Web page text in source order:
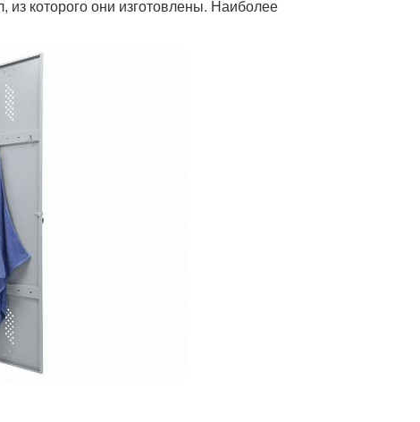
которого они изготовлены. Наиболее